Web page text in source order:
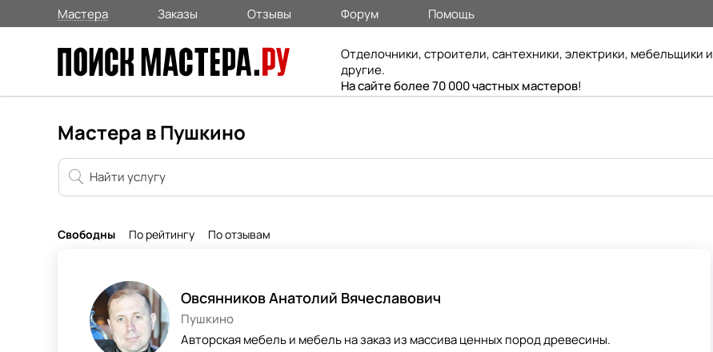
Мастера Заказы Отзывы Форум Помощь
Отделочники, строители, сантехники, электрики, мебельщики и
другие.
На сайте более 70 000 частных мастеров!
Мастера в Пушкино
Свободны По рейтингу По отзывам
Овсянников Анатолий Вячеславович
Пушкино
Авторская мебель и мебель на заказ из массива ценных пород древесины.